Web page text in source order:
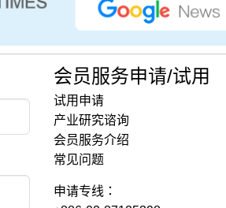
会员服务申请/试用
试用申请
产业研究谘询
会员服务介绍
常见问题
申请专线：